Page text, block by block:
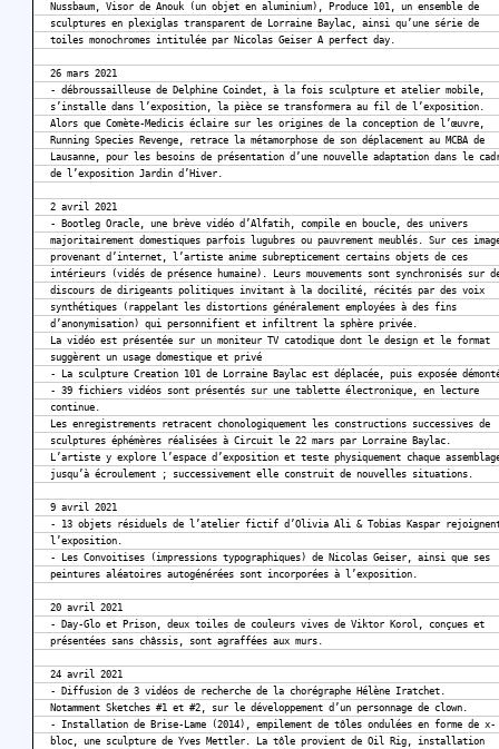
Nussbaum, Visor de Anouk (un objet en aluminium), Produce 101, un ensemble de
sculptures en plexiglas transparent de Lorraine Baylac, ainsi qu’une série de
toiles monochromes intitulée par Nicolas Geiser A perfect day.
26 mars 2021
- débroussailleuse de Delphine Coindet, à la fois sculpture et atelier mobile,
s’installe dans l’exposition, la pièce se transformera au fil de l’exposition.
Alors que Comète-Medicis éclaire sur les origines de la conception de l’œuvre,
Running Species Revenge, retrace la métamorphose de son déplacement au MCBA de
Lausanne, pour les besoins de présentation d’une nouvelle adaptation dans le
de l’exposition Jardin d’Hiver.
2 avril 2021
- Bootleg Oracle, une brève vidéo d’Alfatih, compile en boucle, des univers
majoritairement domestiques parfois lugubres ou pauvrement meublés. Sur ces
provenant d’internet, l’artiste anime subrepticement certains objets de ces
intérieurs (vidés de présence humaine). Leurs mouvements sont synchronisés sur
discours de dirigeants politiques invitant à la docilité, récités par des voix
synthétiques (rappelant les distortions généralement employées à des fins
d’anonymisation) qui personnifient et infiltrent la sphère privée.
La vidéo est présentée sur un moniteur TV catodique dont le design et le format
suggèrent un usage domestique et privé
- La sculpture Creation 101 de Lorraine Baylac est déplacée, puis exposée
- 39 fichiers vidéos sont présentés sur une tablette électronique, en lecture
continue.
Les enregistrements retracent chonologiquement les constructions successives de
sculptures éphémères réalisées à Circuit le 22 mars par Lorraine Baylac.
L’artiste y explore l’espace d’exposition et teste physiquement chaque
jusqu’à écroulement ; successivement elle construit de nouvelles situations.
9 avril 2021
- 13 objets résiduels de l’atelier fictif d’Olivia Ali & Tobias Kaspar
l’exposition.
- Les Convoitises (impressions typographiques) de Nicolas Geiser, ainsi que ses
peintures aléatoires autogénérées sont incorporées à l’exposition.
20 avril 2021
- Day-Glo et Prison, deux toiles de couleurs vives de Viktor Korol, conçues et
présentées sans châssis, sont agraffées aux murs.
24 avril 2021
- Diffusion de 3 vidéos de recherche de la chorégraphe Hélène Iratchet.
Notamment Sketches #1 et #2, sur le développement d’un personnage de clown.
- Installation de Brise-Lame (2014), empilement de tôles ondulées en forme de x-
bloc, une sculpture de Yves Mettler. La tôle provient de Oil Rig, installation